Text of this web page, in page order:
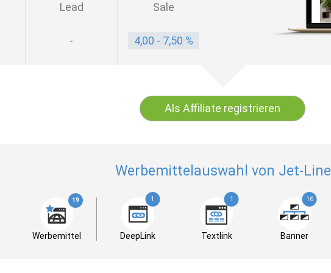
Lead Sale
- 4,00 - 7,50 %
Als Affiliate registrieren
Werbemittelauswahl von Jet-Line
19
Werbemittel
1
DeepLink
1
Textlink
16
Banner